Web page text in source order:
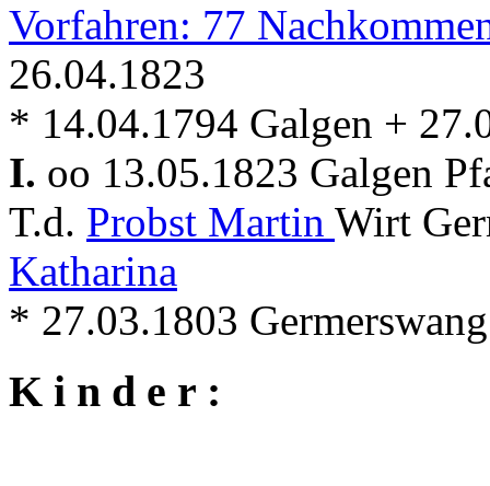
Vorfahren: 77
26.04.1823
* 14.04.1794 Galgen +
I. oo 13.05.1823 Galgen
T.d. Probst Martin Wirt
Katharina
* 27.03.1803
K i n d e r :